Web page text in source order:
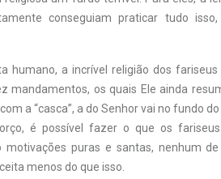
conseguiam praticar tudo
humano, a incrível religião dos
mandamentos, os quais Ele ainda
a “casca”, a do Senhor vai no fundo
é possível fazer o que os
motivações puras e santas, nenhum
menos do que isso.